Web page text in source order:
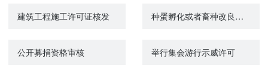
建筑工程施工许可证核发 种蛋孵化或者畜种改良生产经营许可证
公开募捐资格审核 举行集会游行示威许可